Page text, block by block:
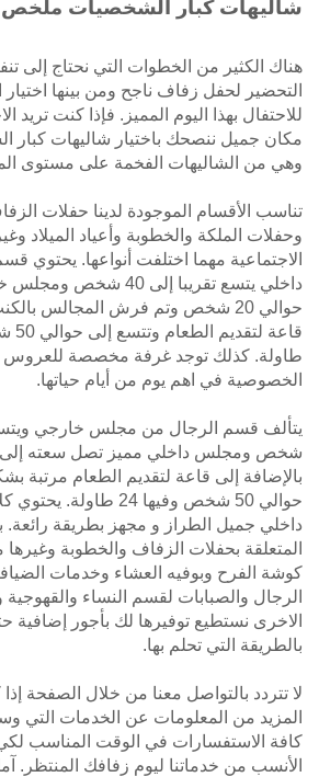
شاليهات كبار الشخصيات
هناك الكثير من الخطوات التي نحتاج إلى
التحضير لحفل زفاف ناجح ومن بينها
للاحتفال بهذا اليوم المميز. فإذا كنت تريد
مكان جميل ننصحك باختيار شاليهات كبار
وهي من الشاليهات الفخمة على مستوى
تناسب الأقسام الموجودة لدينا حفلات
وحفلات الملكة والخطوبة وأعياد الميلاد
الاجتماعية مهما اختلفت أنواعها. يحتوي
داخلي يتسع تقريبا إلى 40
حوالي 20 شخص وتم فرش المجالس
طاولة. كذلك توجد غرفة مخصصة
الخصوصية في اهم يوم من أيام حياتها.
بالإضافة إلى قاعة لتقديم الطعام مرتبة
حوالي 50 شخص وفيها 24
داخلي جميل الطراز و مجهز بطريقة رائعة.
المتعلقة بحفلات الزفاف والخطوبة
كوشة الفرح وبوفيه العشاء وخدمات
الرجال والصبابات لقسم النساء
الاخرى نستطيع توفيرها لك بأجور إضافية
بالطريقة التي تحلم بها.
لا تتردد بالتواصل معنا من خلال الصفحة
المزيد من المعلومات عن الخدمات التي
كافة الاستفسارات في الوقت المناسب
الأنسب من خدماتنا ليوم زفافك المنتظر.